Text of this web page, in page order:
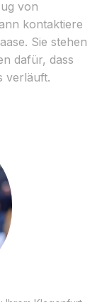
von
kontaktiere
Sie stehen
dafür, dass
verläuft.